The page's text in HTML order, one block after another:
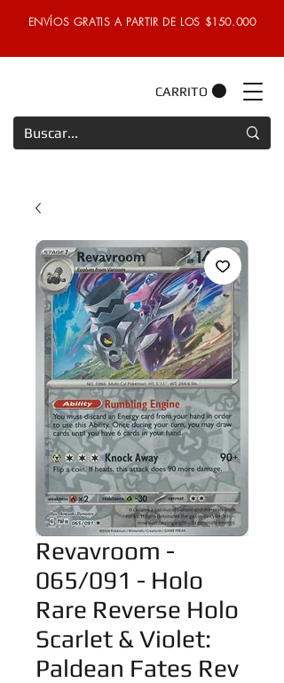
ENVÍOS GRATIS A PARTIR DE LOS $150.000
CARRITO
Revavroom -
065/091 - Holo
Rare Reverse Holo
Scarlet & Violet:
Paldean Fates Rev